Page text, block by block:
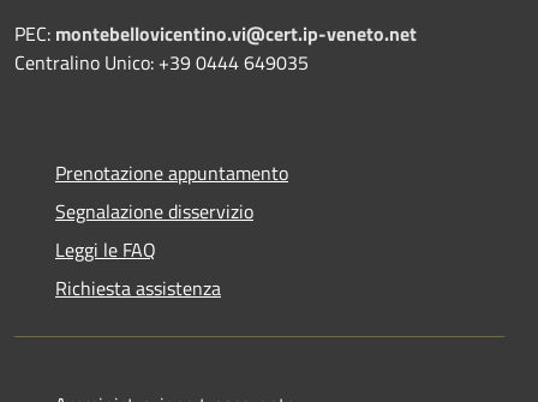
PEC: montebellovicentino.vi@cert.ip-veneto.net
Centralino Unico: +39 0444 649035
Prenotazione appuntamento
Segnalazione disservizio
Leggi le FAQ
Richiesta assistenza